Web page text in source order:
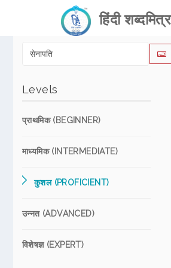
हिंदी शब्दमित्र
Levels
प्राथमिक (BEGINNER)
माध्यमिक (INTERMEDIATE)
कुशल (PROFICIENT)
उन्नत (ADVANCED)
विशेषज्ञ (EXPERT)